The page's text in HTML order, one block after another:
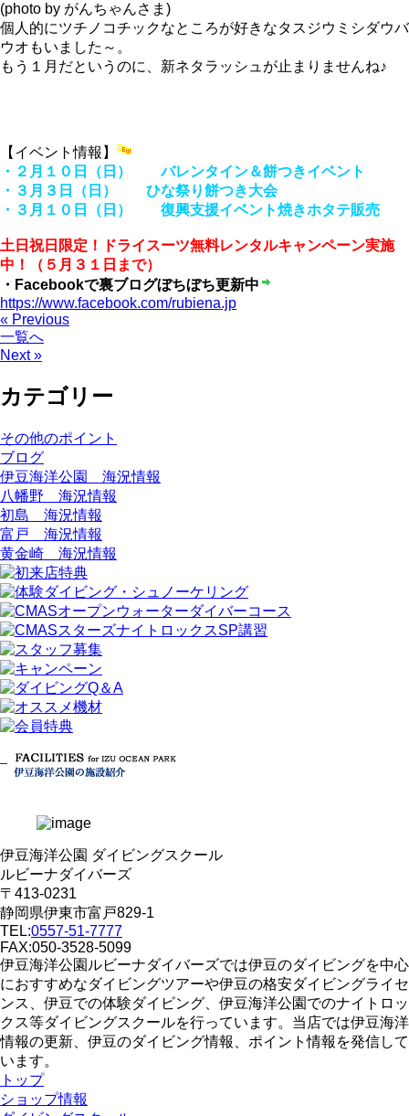
(photo by がんちゃんさま)
個人的にツチノコチックなところが好きなタスジウミシダウバ
ウオもいました～。
もう１月だというのに、新ネタラッシュが止まりませんね♪
【イベント情報】
・２月１０日（日） バレンタイン＆餅つきイベント
・３月３日（日） ひな祭り餅つき大会
・３月１０日（日） 復興支援イベント焼きホタテ販売
土日祝日限定！ドライスーツ無料レンタルキャンペーン実施
中！（５月３１日まで）
・Facebookで裏ブログぼちぼち更新中
https://www.facebook.com/rubiena.jp
« Previous
一覧へ
Next »
カテゴリー
その他のポイント
ブログ
伊豆海洋公園 海況情報
八幡野 海況情報
初島 海況情報
富戸 海況情報
黄金崎 海況情報
伊豆海洋公園 ダイビングスクール
ルビーナダイバーズ
〒413-0231
静岡県伊東市富戸829-1
TEL:0557-51-7777
FAX:050-3528-5099
伊豆海洋公園ルビーナダイバーズでは伊豆のダイビングを中心
におすすめなダイビングツアーや伊豆の格安ダイビングライセ
ンス、伊豆での体験ダイビング、伊豆海洋公園でのナイトロッ
クス等ダイビングスクールを行っています。当店では伊豆海洋
情報の更新、伊豆のダイビング情報、ポイント情報を発信して
います。
トップ
ショップ情報